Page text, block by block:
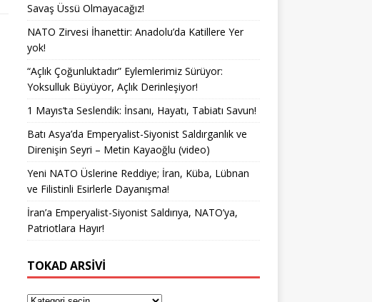
Savaş Üssü Olmayacağız!
NATO Zirvesi İhanettir: Anadolu’da Katillere Yer
yok!
“Açlık Çoğunluktadır” Eylemlerimiz Sürüyor:
Yoksulluk Büyüyor, Açlık Derinleşiyor!
1 Mayıs’ta Seslendik: İnsanı, Hayatı, Tabiatı Savun!
Batı Asya’da Emperyalist-Siyonist Saldırganlık ve
Direnişin Seyri – Metin Kayaoğlu (video)
Yeni NATO Üslerine Reddiye; İran, Küba, Lübnan
ve Filistinli Esirlerle Dayanışma!
İran’a Emperyalist-Siyonist Saldırıya, NATO’ya,
Patriotlara Hayır!
TOKAD ARSIVI